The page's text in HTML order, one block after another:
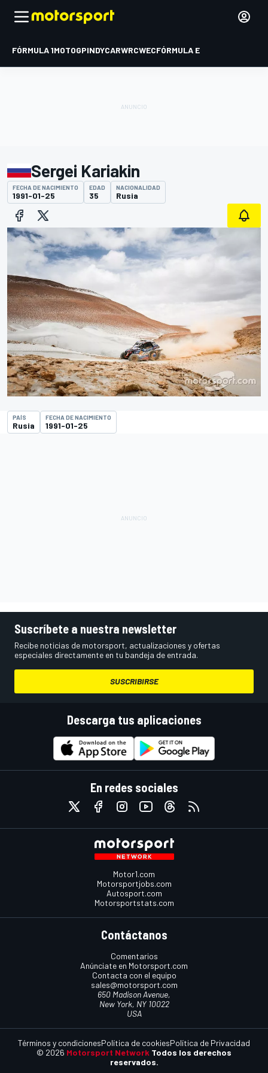
FÓRMULA 1MOTOGPINDYCARWRCWECFÓRMULA E
Sergei Kariakin
FECHA DE NACIMIENTO
1991-01-25
EDAD
35
NACIONALIDAD
Rusia
PAÍS
Rusia
FECHA DE NACIMIENTO
1991-01-25
Suscríbete a nuestra newsletter
Recibe noticias de motorsport, actualizaciones y ofertas
especiales directamente en tu bandeja de entrada.
SUSCRIBIRSE
Descarga tus aplicaciones
En redes sociales
Motor1.com
Motorsportjobs.com
Autosport.com
Motorsportstats.com
Contáctanos
Comentarios
Anúnciate en Motorsport.com
Contacta con el equipo
sales@motorsport.com
650 Madison Avenue,
New York, NY 10022
USA
© 2026 Motorsport Network Todos los derechos
reservados.
Términos y condicionesPolítica de cookiesPolítica de Privacidad